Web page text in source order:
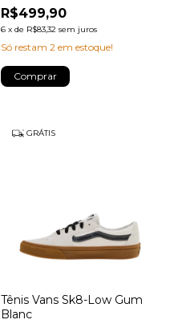
R$499,90
6 x de R$83,32 sem juros
Só restam 2 em estoque!
Comprar
GRÁTIS
Tênis Vans Sk8-Low Gum
Blanc